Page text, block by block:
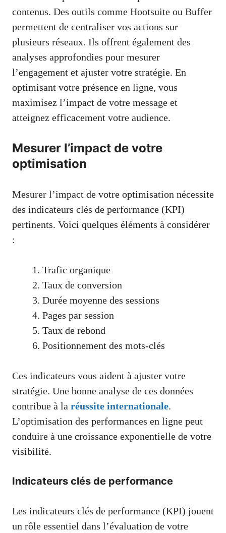
contenus. Des outils comme Hootsuite ou Buffer
permettent de centraliser vos actions sur
plusieurs réseaux. Ils offrent également des
analyses approfondies pour mesurer
l’engagement et ajuster votre stratégie. En
optimisant votre présence en ligne, vous
maximisez l’impact de votre message et
atteignez efficacement votre audience.
Mesurer l’impact de votre
optimisation
Mesurer l’impact de votre optimisation nécessite
des indicateurs clés de performance (KPI)
pertinents. Voici quelques éléments à considérer
:
Trafic organique
Taux de conversion
Durée moyenne des sessions
Pages par session
Taux de rebond
Positionnement des mots-clés
Ces indicateurs vous aident à ajuster votre
stratégie. Une bonne analyse de ces données
contribue à la réussite internationale.
L’optimisation des performances en ligne peut
conduire à une croissance exponentielle de votre
visibilité.
Indicateurs clés de performance
Les indicateurs clés de performance (KPI) jouent
un rôle essentiel dans l’évaluation de votre